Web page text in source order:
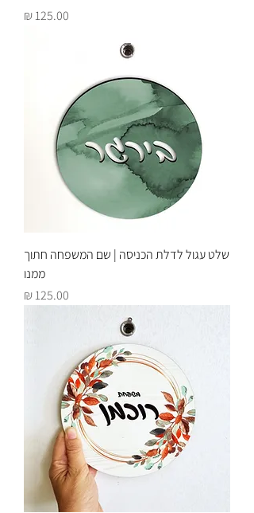
מחיר
שלט עגול לדלת הכניסה | שם המשפחה חתוך
ממנו
מחיר